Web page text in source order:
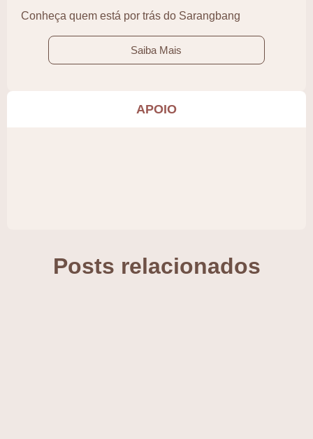
Conheça quem está por trás do Sarangbang
Saiba Mais
APOIO
Posts relacionados